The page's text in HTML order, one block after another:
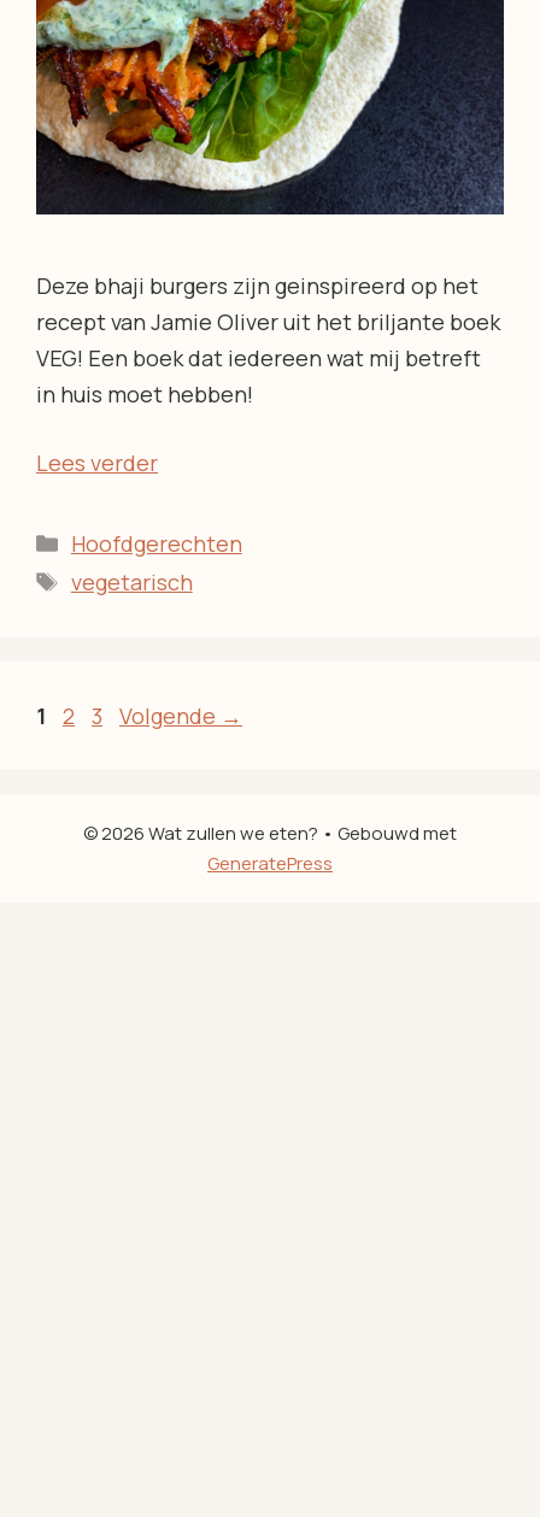
Deze bhaji burgers zijn geinspireerd op het
recept van Jamie Oliver uit het briljante boek
VEG! Een boek dat iedereen wat mij betreft
in huis moet hebben!
Lees verder
Categorieën
Hoofdgerechten
Tags
vegetarisch
Pagina
1 Pagina
2 Pagina
3 Volgende →
© 2026 Wat zullen we eten? • Gebouwd met
GeneratePress